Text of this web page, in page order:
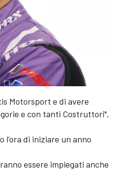
Motorsport e di avere
e con tanti Costruttori",
l'ora di iniziare un anno
essere impiegati anche